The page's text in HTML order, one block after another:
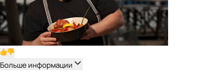
Больше информации